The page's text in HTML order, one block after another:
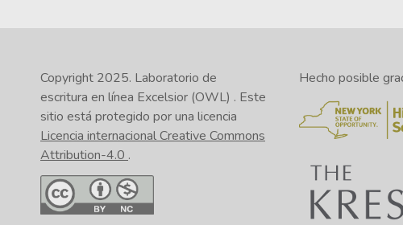
Copyright 2025. Laboratorio de
escritura en línea Excelsior (OWL) . Este
sitio está protegido por una licencia
Licencia internacional Creative Commons
Attribution-4.0 .
Hecho posible